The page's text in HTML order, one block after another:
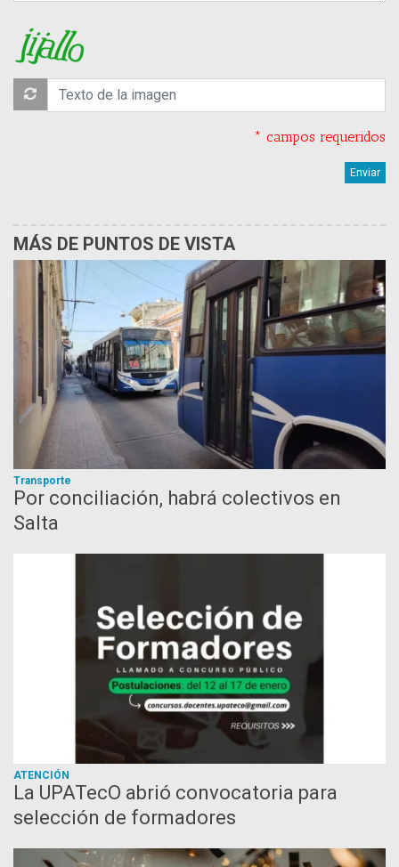
* campos requeridos
MÁS DE PUNTOS DE VISTA
Transporte
Por conciliación, habrá colectivos en
Salta
ATENCIÓN
La UPATecO abrió convocatoria para
selección de formadores